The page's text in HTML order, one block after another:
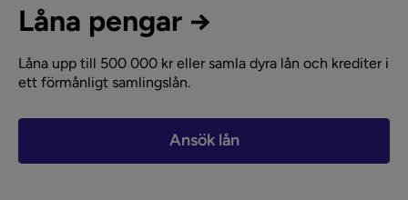
Låna pengar →
Låna upp till 500 000 kr eller samla dyra lån och krediter i
ett förmånligt samlingslån.
Ansök lån